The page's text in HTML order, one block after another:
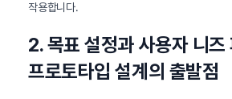
작용합니다.
2. 목표 설정과 사용자 니즈
프로토타입 설계의 출발점